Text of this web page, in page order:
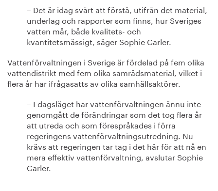
– Det är idag svårt att förstå, utifrån det material,
underlag och rapporter som finns, hur Sveriges
vatten mår, både kvalitets- och
kvantitetsmässigt, säger Sophie Carler.
Vattenförvaltningen i Sverige är fördelad på fem olika
vattendistrikt med fem olika samrådsmaterial, vilket i
flera år har ifrågasatts av olika samhällsaktörer.
– I dagsläget har vattenförvaltningen ännu inte
genomgått de förändringar som det tog flera år
att utreda och som förespråkades i förra
regeringens vattenförvaltningsutredning. Nu
krävs att regeringen tar tag i det här för att nå en
mera effektiv vattenförvaltning, avslutar Sophie
Carler.